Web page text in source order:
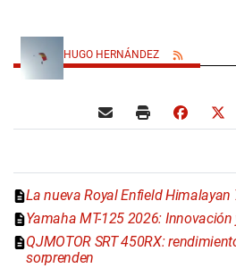
HUGO HERNÁNDEZ
La nueva Royal Enfield Himalayan
Yamaha MT-125 2026:
QJMOTOR SRT 450RX:
sorprenden